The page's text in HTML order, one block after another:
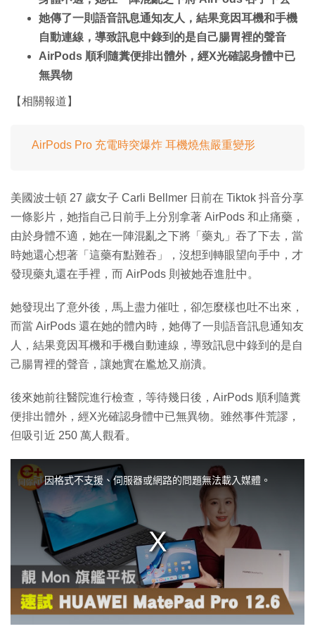
她傳了一則語音訊息通知友人，結果竟因耳機和手機
自動連線，導致訊息中錄到的是自己腸胃裡的聲音
AirPods 順利隨糞便排出體外，經X光確認身體中已
無異物
【相關報道】
AirPods Pro 充電時突爆炸 耳機燒焦嚴重變形
美國波士頓 27 歲女子 Carli Bellmer 日前在 Tiktok 抖音分享
一條影片，她指自己日前手上分別拿著 AirPods 和止痛藥，
由於身體不適，她在一陣混亂之下將「藥丸」吞了下去，當
時她還心想著「這藥有點難吞」，沒想到轉眼望向手中，才
發現藥丸還在手裡，而 AirPods 則被她吞進肚中。
她發現出了意外後，馬上盡力催吐，卻怎麼樣也吐不出來，
而當 AirPods 還在她的體內時，她傳了一則語音訊息通知友
人，結果竟因耳機和手機自動連線，導致訊息中錄到的是自
己腸胃裡的聲音，讓她實在尷尬又崩潰。
後來她前往醫院進行檢查，等待幾日後，AirPods 順利隨糞
便排出體外，經X光確認身體中已無異物。雖然事件荒謬，
但吸引近 250 萬人觀看。
d
.
因格式不支援、伺服器或網路的問題無法載入媒體。